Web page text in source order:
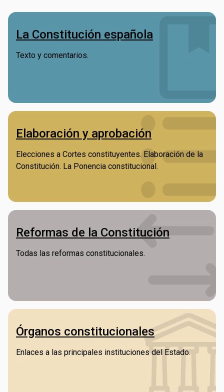
La Constitución española
Texto y comentarios.
Elaboración y aprobación
Elecciones a Cortes constituyentes. Elaboración de la
Constitución. La Ponencia constitucional.
Reformas de la Constitución
Todas las reformas constitucionales.
Órganos constitucionales
Enlaces a las principales instituciones del Estado.